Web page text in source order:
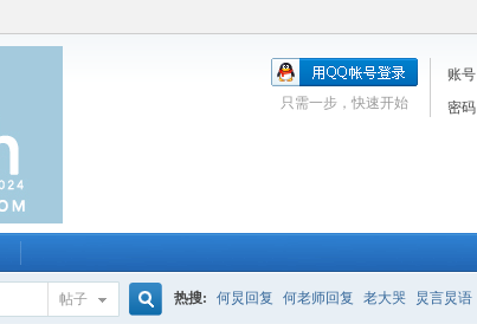
账号
密码
只需一步，快速开始
帖子 热搜: 何炅回复 何老师回复 老大哭 炅言炅语